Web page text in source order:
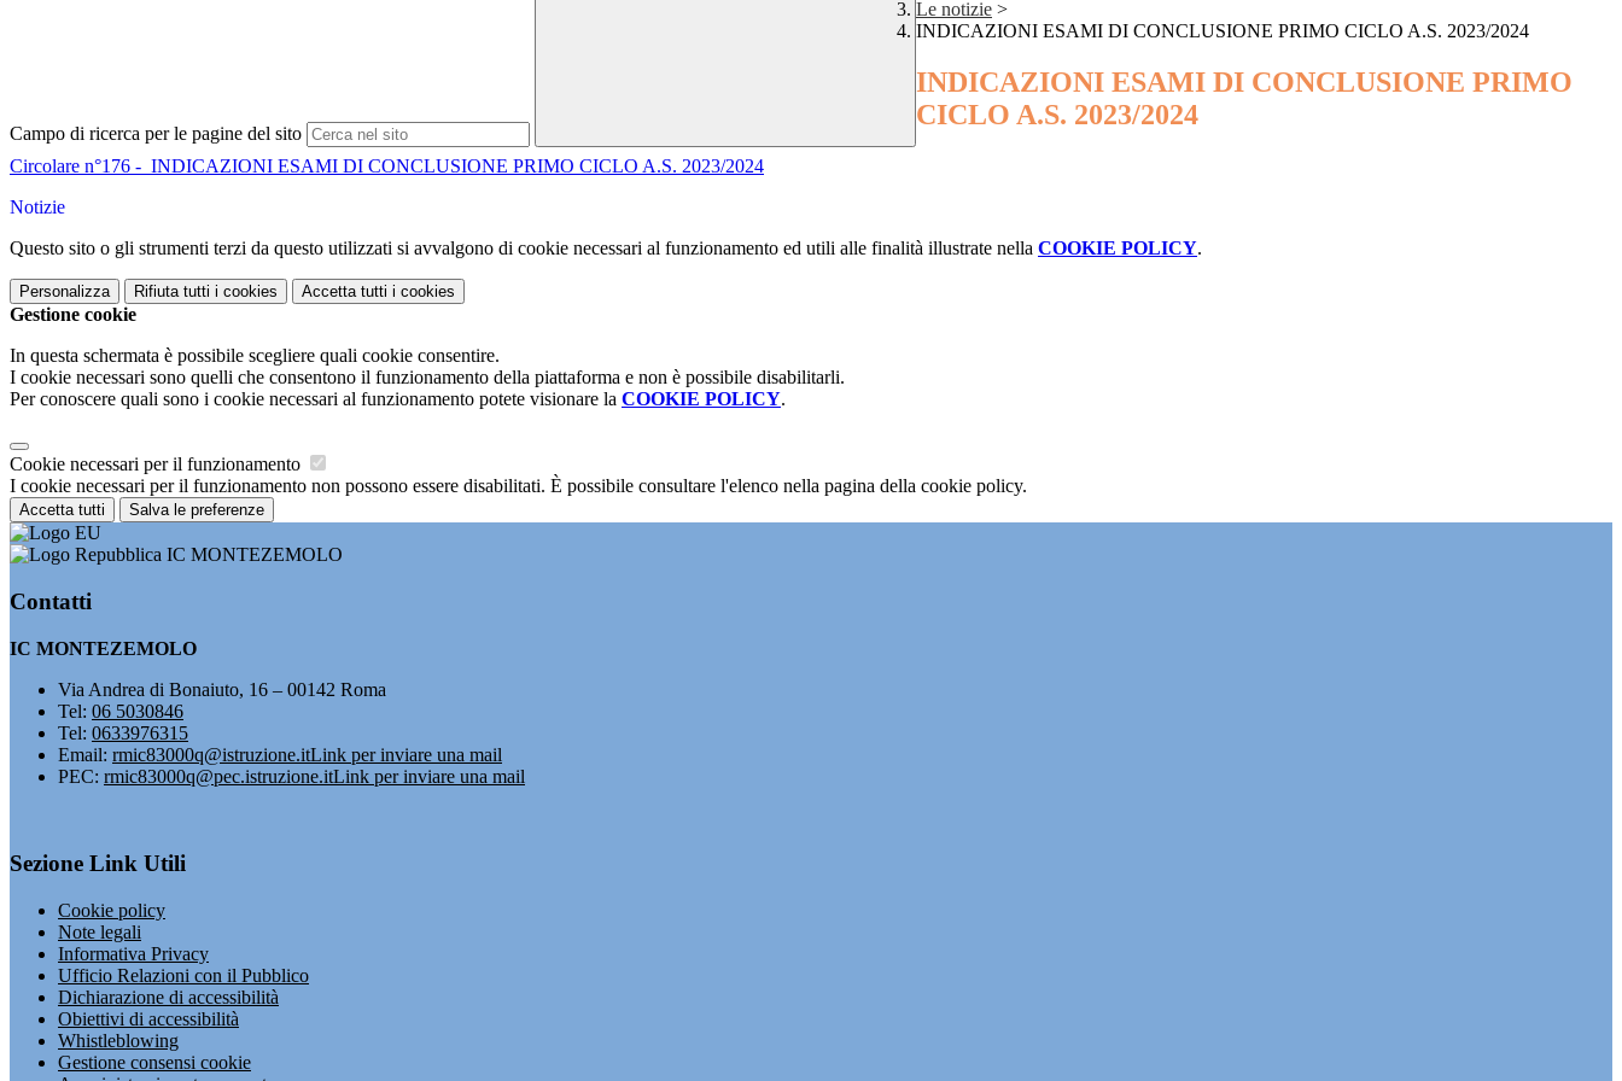
Campo di ricerca per le pagine del sito
Le notizie >
INDICAZIONI ESAMI DI CONCLUSIONE PRIMO CICLO A.S. 2023/2024
INDICAZIONI ESAMI DI CONCLUSIONE PRIMO
CICLO A.S. 2023/2024
Circolare n°176 - INDICAZIONI ESAMI DI CONCLUSIONE PRIMO CICLO A.S. 2023/2024
Notizie
Questo sito o gli strumenti terzi da questo utilizzati si avvalgono di cookie necessari al funzionamento ed utili alle finalità illustrate nella COOKIE POLICY.
Personalizza Rifiuta tutti i cookies Accetta tutti i cookies
Gestione cookie
In questa schermata è possibile scegliere quali cookie consentire.
I cookie necessari sono quelli che consentono il funzionamento della piattaforma e non è possibile disabilitarli.
Per conoscere quali sono i cookie necessari al funzionamento potete visionare la COOKIE POLICY.
Cookie necessari per il funzionamento
I cookie necessari per il funzionamento non possono essere disabilitati. È possibile consultare l'elenco nella pagina della cookie policy.
Accetta tutti Salva le preferenze
IC MONTEZEMOLO
Contatti
IC MONTEZEMOLO
Via Andrea di Bonaiuto, 16 – 00142 Roma
Tel: 06 5030846
Tel: 0633976315
Email: rmic83000q@istruzione.itLink per inviare una mail
PEC: rmic83000q@pec.istruzione.itLink per inviare una mail
Sezione Link Utili
Cookie policy
Note legali
Informativa Privacy
Ufficio Relazioni con il Pubblico
Dichiarazione di accessibilità
Obiettivi di accessibilità
Whistleblowing
Gestione consensi cookie